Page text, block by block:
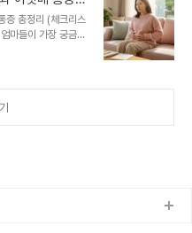
무언가를 시작하
기 좋을까?" 고민하
장 큰 관심을 보이
핵심만 콕 짚어 정
증 총정리 (체크리스
마들이 가장 궁금해
신 극초기 증상'에
쏙 정리해 드릴게